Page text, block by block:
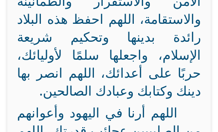
والاستقامة، اللهم احفظ هذه البلاد
رائدة بدينها وتحكيم شريعة
الإسلام، واجعلها سلمًا لأوليائك،
حربًا على أعدائك، اللهم انصر بها
دينك وكتابك وعبادك الصالحين.
اللهم أرنا في اليهود وأعوانهم